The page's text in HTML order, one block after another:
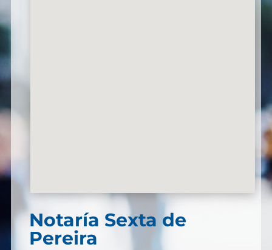
Notaría Sexta de
Pereira